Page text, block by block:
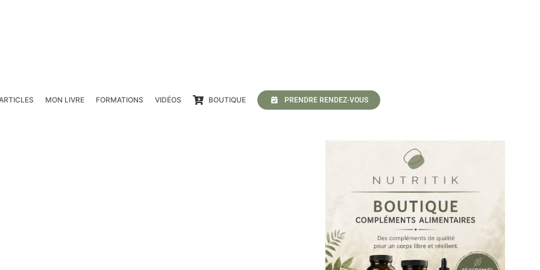
MON LIVRE FORMATIONS VIDÉOS BOUTIQUE PRENDRE RENDEZ-VOUS